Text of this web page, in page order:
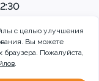
с целью улучшения
Вы можете
браузера. Пожалуйста,
.